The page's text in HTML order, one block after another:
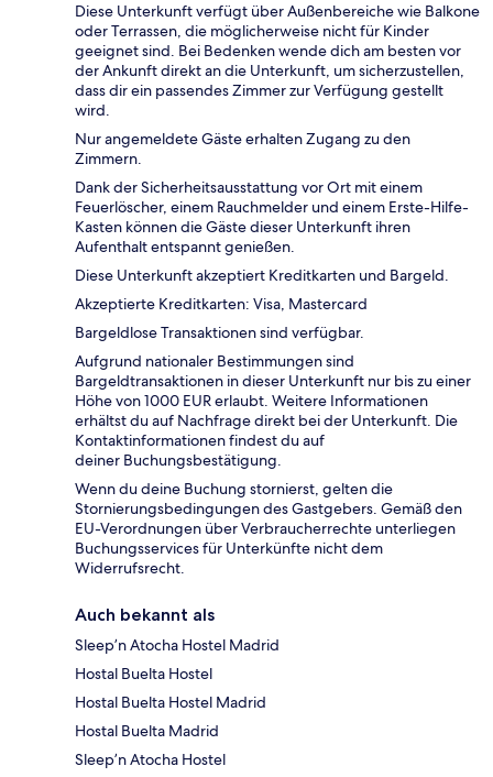
Diese Unterkunft verfügt über Außenbereiche wie Balkone
oder Terrassen, die möglicherweise nicht für Kinder
geeignet sind. Bei Bedenken wende dich am besten vor
der Ankunft direkt an die Unterkunft, um sicherzustellen,
dass dir ein passendes Zimmer zur Verfügung gestellt
wird.
Nur angemeldete Gäste erhalten Zugang zu den
Zimmern.
Dank der Sicherheitsausstattung vor Ort mit einem
Feuerlöscher, einem Rauchmelder und einem Erste-Hilfe-
Kasten können die Gäste dieser Unterkunft ihren
Aufenthalt entspannt genießen.
Diese Unterkunft akzeptiert Kreditkarten und Bargeld.
Akzeptierte Kreditkarten: Visa, Mastercard
Bargeldlose Transaktionen sind verfügbar.
Aufgrund nationaler Bestimmungen sind
Bargeldtransaktionen in dieser Unterkunft nur bis zu einer
Höhe von 1000 EUR erlaubt. Weitere Informationen
erhältst du auf Nachfrage direkt bei der Unterkunft. Die
Kontaktinformationen findest du auf
deiner Buchungsbestätigung.
Wenn du deine Buchung stornierst, gelten die
Stornierungsbedingungen des Gastgebers. Gemäß den
EU-Verordnungen über Verbraucherrechte unterliegen
Buchungsservices für Unterkünfte nicht dem
Widerrufsrecht.
Auch bekannt als
Sleep’n Atocha Hostel Madrid
Hostal Buelta Hostel
Hostal Buelta Hostel Madrid
Hostal Buelta Madrid
Sleep’n Atocha Hostel